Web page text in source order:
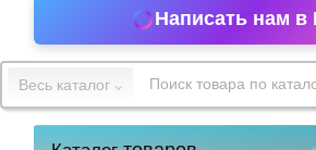
53-
15
Написать нам в
Весь каталог